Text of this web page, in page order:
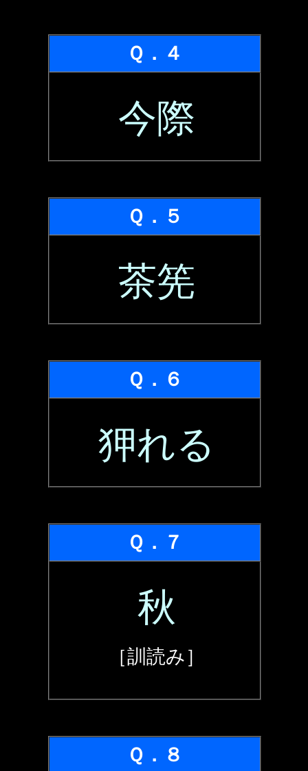
Ｑ．４
今際
Ｑ．５
茶筅
Ｑ．６
狎れる
Ｑ．７
秋
［訓読み］
Ｑ．８